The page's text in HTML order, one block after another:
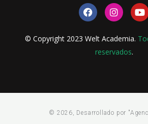
F
a
c
e
b
I
n
s
t
a
g
Y
o
u
t
u
© Copyright 2023 Welt Academia.
reservados.
© 2026, Desarrollado por